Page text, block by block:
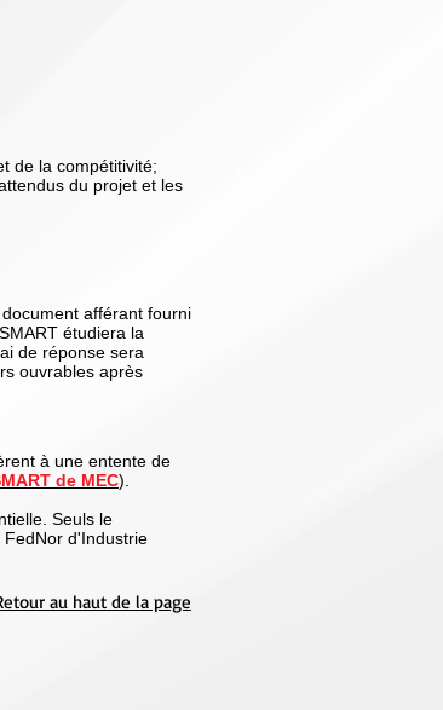
de la compétitivité;
du projet et les
afférant fourni
étudiera la
de réponse sera
ouvrables après
à une entente de
de MEC).
Seuls le
d'Industrie
au haut de la page